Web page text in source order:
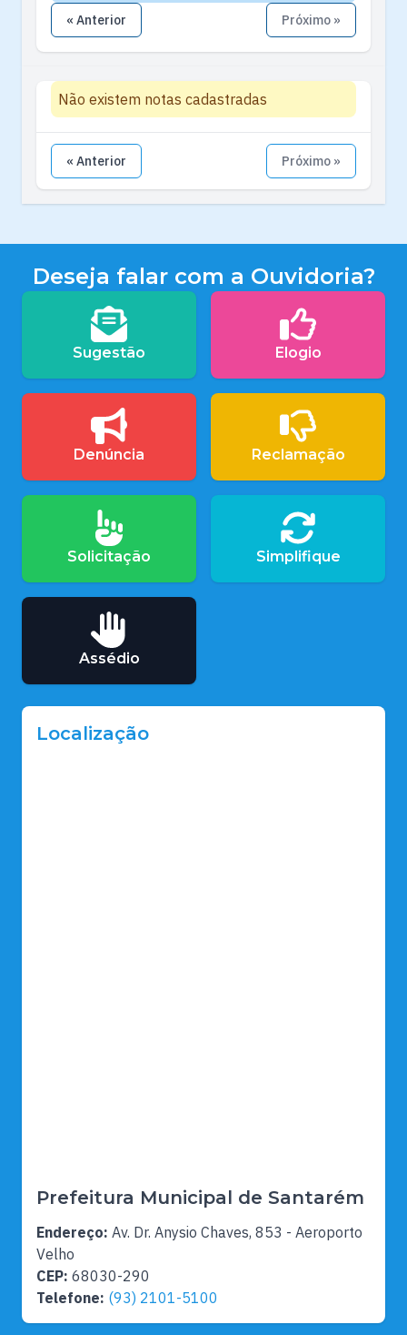
« Anterior Próximo »
Não existem notas cadastradas
« Anterior Próximo »
Deseja falar com a Ouvidoria?
Sugestão Elogio
Denúncia Reclamação
Solicitação Simplifique
Assédio
Localização
Prefeitura Municipal de Santarém
Endereço: Av. Dr. Anysio Chaves, 853 - Aeroporto
Velho
CEP: 68030-290
Telefone: (93) 2101-5100